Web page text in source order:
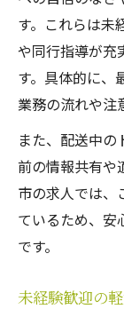
す。これらは未
や同行指導が充
す。具体的に、
業務の流れや注
また、配送中
前の情報共有や
市の求人では、
ているため、安
です。
未経験歓迎の